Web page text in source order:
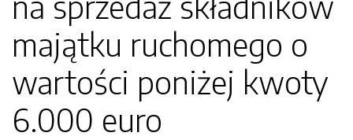
majątku ruchomego o
wartości poniżej kwoty
6.000 euro